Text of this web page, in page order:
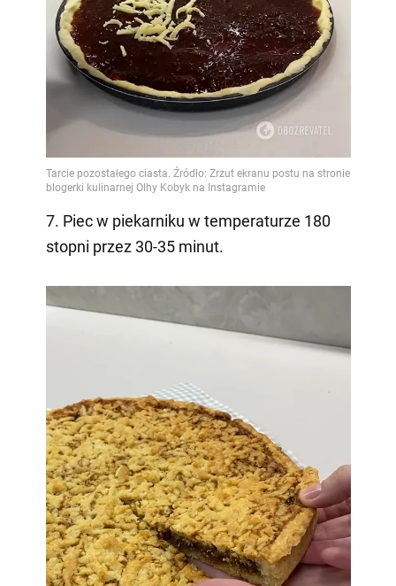
7. Piec w piekarniku w temperaturze 180
stopni przez 30-35 minut.